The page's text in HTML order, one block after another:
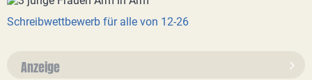
Schreibwettbewerb für alle von 12-26
Anzeige